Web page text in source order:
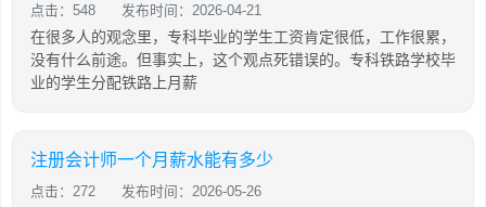
点击：548 发布时间：2026-04-21
在很多人的观念里，专科毕业的学生工资肯定很低，工作很累，
没有什么前途。但事实上，这个观点死错误的。专科铁路学校毕
业的学生分配铁路上月薪
注册会计师一个月薪水能有多少
点击：272 发布时间：2026-05-26